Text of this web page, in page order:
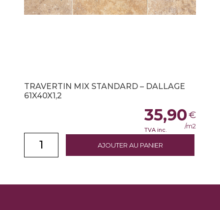
TRAVERTIN MIX STANDARD – DALLAGE
61X40X1,2
AJOUTER AU PANIER
35,90€
TVA inc. /m2